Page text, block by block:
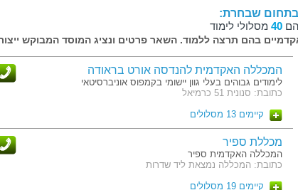
בתחום שבחרת:
40 מסלולי לימוד
בהם תרצה ללמוד. השאר פרטים ונציג המוסד המבוקש
המכללה האקדמית להנדסה אורט בראודה
לימודים גבוהים בעלי גוון יישומי בקמפוס אוניברסיטאי
כתובת: סנונית 51 כרמיאל
קיימים 13 מסלולים
מכללת ספיר
המכללה האקדמית ספיר
כתובת: המכללה נמצאת ליד שדרות
קיימים 19 מסלולים